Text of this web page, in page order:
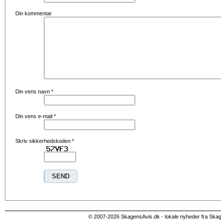
Din kommentar
Din vens navn *
Din vens e-mail *
Skriv sikkerhedskoden *
© 2007-2026 SkagensAvis.dk - lokale nyheder fra